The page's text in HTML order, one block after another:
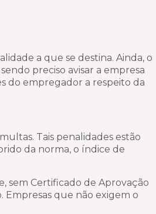
a que se destina. Ainda, o
preciso avisar a empresa
do empregador a respeito da
Tais penalidades estão
da norma, o índice de
sem Certificado de Aprovação
Empresas que não exigem o